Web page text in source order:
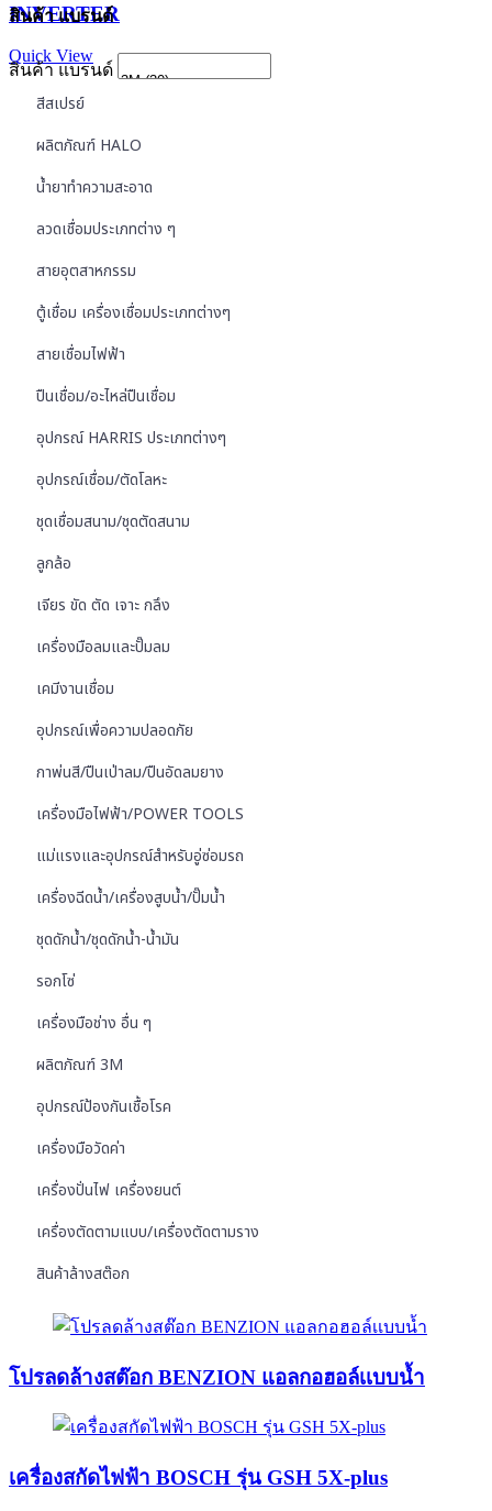
INVERTER
Quick View
สินค้า แบรนด์
สินค้า แบรนด์
สีสเปรย์
ผลิตภัณฑ์ HALO
น้ำยาทำความสะอาด
ลวดเชื่อมประเภทต่าง ๆ
สายอุตสาหกรรม
ตู้เชื่อม เครื่องเชื่อมประเภทต่างๆ
สายเชื่อมไฟฟ้า
ปืนเชื่อม/อะไหล่ปืนเชื่อม
อุปกรณ์ HARRIS ประเภทต่างๆ
อุปกรณ์เชื่อม/ตัดโลหะ
ชุดเชื่อมสนาม/ชุดตัดสนาม
ลูกล้อ
เจียร ขัด ตัด เจาะ กลึง
เครื่องมือลมและปั๊มลม
เคมีงานเชื่อม
อุปกรณ์เพื่อความปลอดภัย
กาพ่นสี/ปืนเป่าลม/ปืนอัดลมยาง
เครื่องมือไฟฟ้า/POWER TOOLS
แม่แรงและอุปกรณ์สำหรับอู่ซ่อมรถ
เครื่องฉีดน้ำ/เครื่องสูบน้ำ/ปั๊มน้ำ
ชุดดักน้ำ/ชุดดักน้ำ-น้ำมัน
รอกโซ่
เครื่องมือช่าง อื่น ๆ
ผลิตภัณฑ์ 3M
อุปกรณ์ป้องกันเชื้อโรค
เครื่องมือวัดค่า
เครื่องปั่นไฟ เครื่องยนต์
เครื่องตัดตามแบบ/เครื่องตัดตามราง
สินค้าล้างสต๊อก
โปรลดล้างสต๊อก BENZION แอลกอฮอล์เเบบน้ำ
เครื่องสกัดไฟฟ้า BOSCH รุ่น GSH 5X-plus